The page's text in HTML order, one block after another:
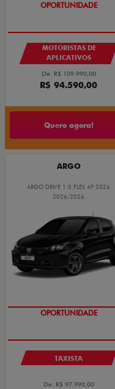
OPORTUNIDADE
MOTORISTAS DE
APLICATIVOS
De: R$ 109.990,00
R$ 94.590,00
Quero agora!
ARGO
ARGO DRIVE 1.0 FLEX 4P 2026
2026/2026
OPORTUNIDADE
TAXISTA
De: R$ 97.990,00